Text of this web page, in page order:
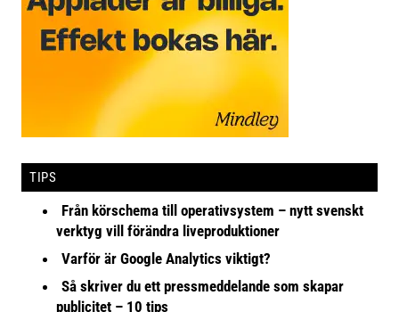
TIPS
Från körschema till operativsystem – nytt svenskt
verktyg vill förändra liveproduktioner
Varför är Google Analytics viktigt?
Så skriver du ett pressmeddelande som skapar
publicitet – 10 tips